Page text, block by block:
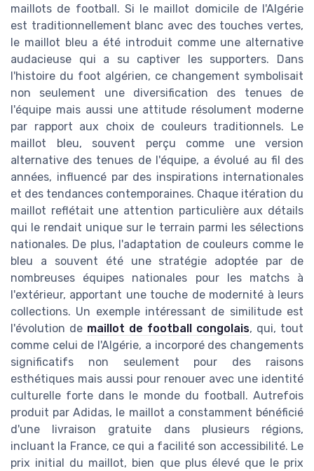
maillots de football. Si le maillot domicile de l'Algérie
est traditionnellement blanc avec des touches vertes,
le maillot bleu a été introduit comme une alternative
audacieuse qui a su captiver les supporters. Dans
l'histoire du foot algérien, ce changement symbolisait
non seulement une diversification des tenues de
l'équipe mais aussi une attitude résolument moderne
par rapport aux choix de couleurs traditionnels. Le
maillot bleu, souvent perçu comme une version
alternative des tenues de l'équipe, a évolué au fil des
années, influencé par des inspirations internationales
et des tendances contemporaines. Chaque itération du
maillot reflétait une attention particulière aux détails
qui le rendait unique sur le terrain parmi les sélections
nationales. De plus, l'adaptation de couleurs comme le
bleu a souvent été une stratégie adoptée par de
nombreuses équipes nationales pour les matchs à
l'extérieur, apportant une touche de modernité à leurs
collections. Un exemple intéressant de similitude est
l'évolution de maillot de football congolais, qui, tout
comme celui de l'Algérie, a incorporé des changements
significatifs non seulement pour des raisons
esthétiques mais aussi pour renouer avec une identité
culturelle forte dans le monde du football. Autrefois
produit par Adidas, le maillot a constamment bénéficié
d'une livraison gratuite dans plusieurs régions,
incluant la France, ce qui a facilité son accessibilité. Le
prix initial du maillot, bien que plus élevé que le prix